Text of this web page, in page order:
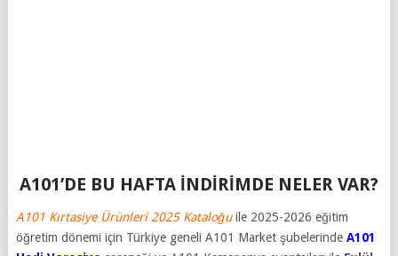
A101’DE BU HAFTA İNDİRİMDE NELER VAR?
A101 Kırtasiye Ürünleri 2025 Kataloğuile 2025-2026 eğitim
öğretim dönemi için Türkiye geneli A101 Market şubelerinde A101